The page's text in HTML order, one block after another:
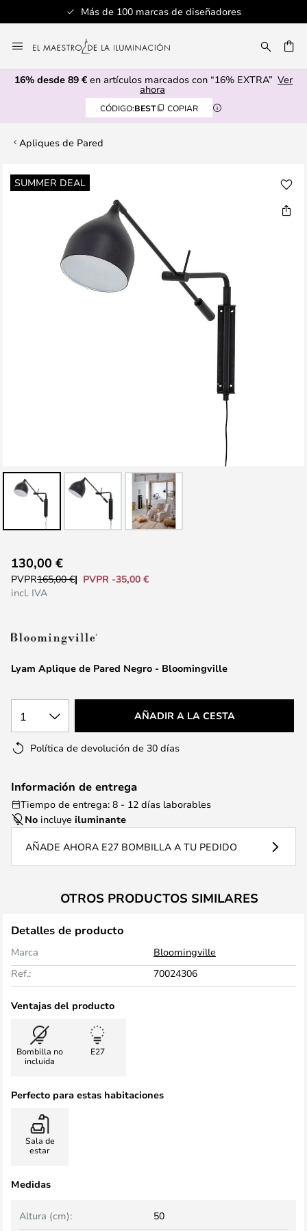
Más de 100 marcas de diseñadores
al
contenido
16% desde 89 € en artículos marcados con “16% EXTRA” Ver
ahora
CÓDIGO:BEST COPIAR
Apliques de Pared
SUMMER DEAL
Saltar
al
comienzo
galería
imágenes
Lyam Aplique de Pared Negro - Bloomingville
130,00 €
PVPR165,00 €
PVPR -35,00 €
incl. IVA
1 AÑADIR A LA CESTA
Política de devolución de 30 días
Información de entrega
Tiempo de entrega: 8 - 12 días laborables
No incluye iluminante
AÑADE AHORA E27 BOMBILLA A TU PEDIDO
OTROS PRODUCTOS SIMILARES
Detalles de producto
Marca
Bloomingville
Ref.:
70024306
Ventajas del producto
Bombilla no
incluida
E27
Perfecto para estas habitaciones
Sala de
estar
Medidas
Altura (cm): 50